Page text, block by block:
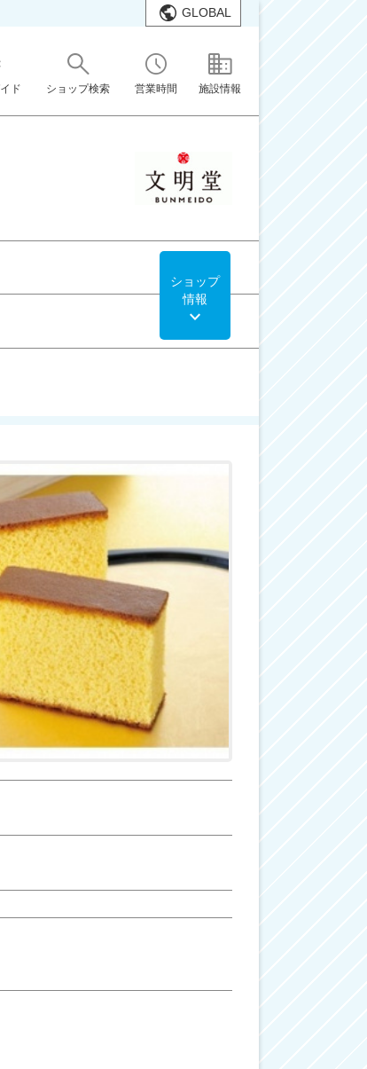
GLOBAL
ド ショップ検索 営業時間 施設情報
ショップ
情報